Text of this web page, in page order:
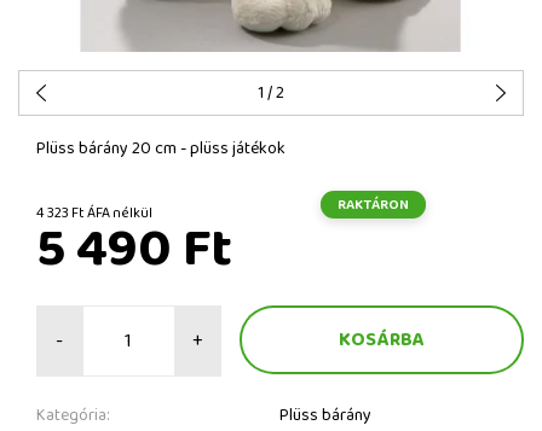
1/ 2
Plüss bárány 20 cm - plüss játékok
4 323 Ft ÁFA nélkül RAKTÁRON
5 490 Ft
- +
Kategória: Plüss bárány